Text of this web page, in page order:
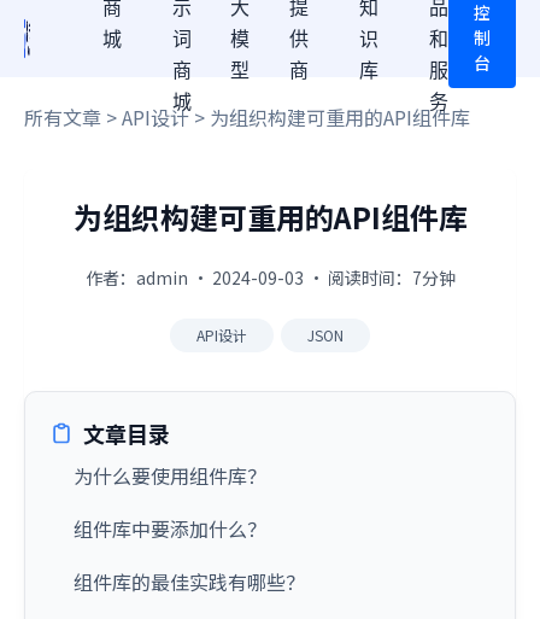
商
城
示
词
商
城
大
模
型
提
供
商
知
识
库
品
和
服
务
控
制
台
所有文章 >API设计> 为组织构建可重用的API组件库
为组织构建可重用的API组件库
作者：admin · 2024-09-03 · 阅读时间：7分钟
API设计 JSON
文章目录
为什么要使用组件库？
组件库中要添加什么？
组件库的最佳实践有哪些？